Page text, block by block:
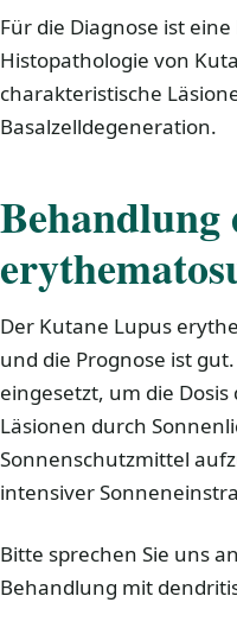
Für die Diagnose ist
Histopathologie von
charakteristische
Basalzelldegeneration.
Behandlung
Der Kutane Lupus
und die Prognose ist
eingesetzt, um die
Läsionen durch
Sonnenschutzmittel
intensiver
Bitte sprechen Sie uns
Behandlung mit